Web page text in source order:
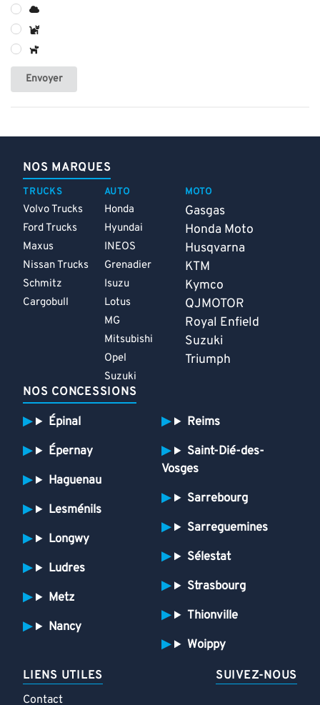
Envoyer
NOS MARQUES
TRUCKS
Volvo Trucks
Ford Trucks
Maxus
Nissan Trucks
Schmitz
Cargobull
AUTO
Honda
Hyundai
INEOS
Grenadier
Isuzu
Lotus
MG
Mitsubishi
Opel
Suzuki
MOTO
Gasgas
Honda Moto
Husqvarna
KTM
Kymco
QJMOTOR
Royal Enfield
Suzuki
Triumph
NOS CONCESSIONS
Épinal
Épernay
Haguenau
Lesménils
Longwy
Ludres
Metz
Nancy
Reims
Saint-Dié-des-
Vosges
Sarrebourg
Sarreguemines
Sélestat
Strasbourg
Thionville
Woippy
LIENS UTILES
Contact
SUIVEZ-NOUS